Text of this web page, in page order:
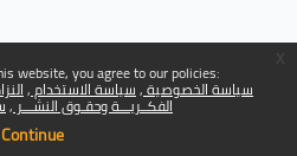
website, you agree to our policies:
سياسة الخصوصية سياسة الاستخدام
الفكــريـــة وحقـوق النشـــر
Continue